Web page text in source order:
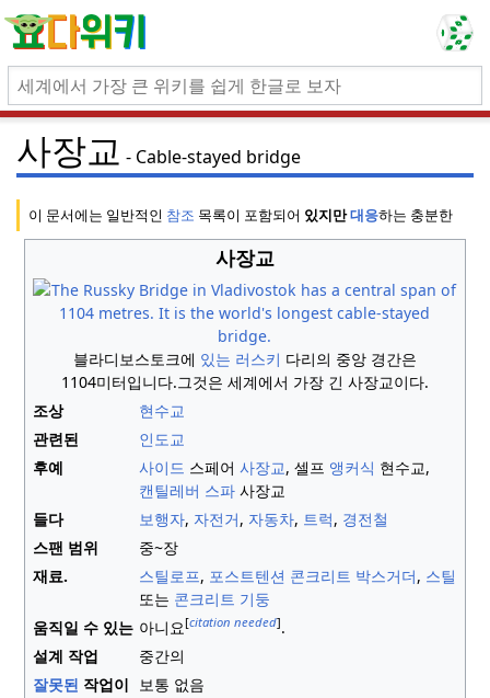
사장교 Cable-stayed bridge
이 문서에는 일반적인 참조 목록이 포함되어 있지만대응하는 충분한 인
사장교
블라디보스토크에 있는 러스키 다리의 중앙 경간은
1104미터입니다.그것은 세계에서 가장 긴 사장교이다.
조상
현수교
관련된
인도교
후예
사이드 스페어사장교, 셀프 앵커식 현수교,
캔틸레버 스파 사장교
들다
보행자, 자전거, 자동차, 트럭, 경전철
스팬 범위
중~장
재료.
스틸로프, 포스트텐션 콘크리트 박스거더, 스틸
또는 콘크리트 기둥
움직일 수 있는 아니요[citation needed].
설계 작업
중간의
잘못된 작업이
보통 없음